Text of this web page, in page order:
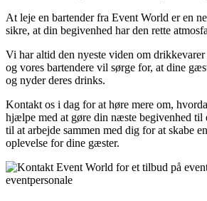
At leje en bartender fra Event World er en
sikre, at din begivenhed har den rette
Vi har altid den nyeste viden om drikkevarer
og vores bartendere vil sørge for, at dine
og nyder deres drinks.
Kontakt os i dag for at høre mere om,
hjælpe med at gøre din næste begivenhed til
til at arbejde sammen med dig for at skabe
oplevelse for dine gæster.